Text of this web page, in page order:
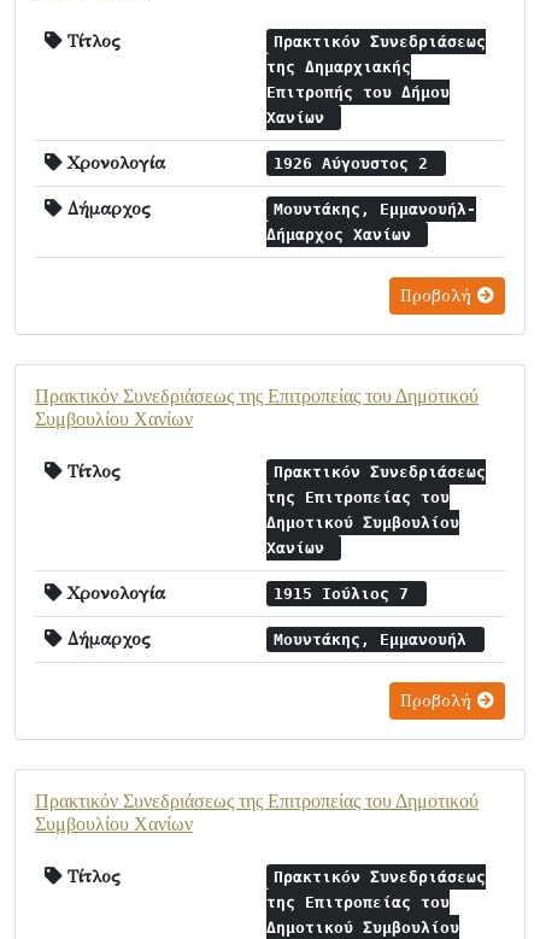
Τίτλος
Πρακτικόν Συνεδριάσεως
της Δημαρχιακής
Επιτροπής του Δήμου
Χανίων
Χρονολογία 1926 Αύγουστος 2
Δήμαρχος
Μουντάκης, Εμμανουήλ-
Δήμαρχος Χανίων
Προβολή
Πρακτικόν Συνεδριάσεως της Επιτροπείας του Δημοτικού
Συμβουλίου Χανίων
Τίτλος
Πρακτικόν Συνεδριάσεως
της Επιτροπείας του
Δημοτικού Συμβουλίου
Χανίων
Χρονολογία 1915 Ιούλιος 7
Δήμαρχος Μουντάκης, Εμμανουήλ
Προβολή
Πρακτικόν Συνεδριάσεως της Επιτροπείας του Δημοτικού
Συμβουλίου Χανίων
Τίτλος
Πρακτικόν Συνεδριάσεως
της Επιτροπείας του
Δημοτικού Συμβουλίου